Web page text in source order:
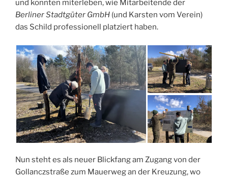
und konnten miterleben, wie Mitarbeitende der
Berliner Stadtgüter GmbH (und Karsten vom Verein)
das Schild professionell platziert haben.
Nun steht es als neuer Blickfang am Zugang von der
Gollanczstraße zum Mauerweg an der Kreuzung, wo